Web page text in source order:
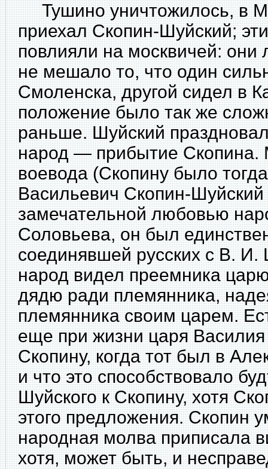
Тушино уничтожилось, в
приехал Скопин-Шуйский;
повлияли на москвичей: они
не мешало то, что один
Смоленска, другой сидел в
положение было так же
раньше. Шуйский
народ — прибытие Скопина.
воевода (Скопину было
Васильевич Скопин-Шуйский
замечательной любовью
Соловьева, он был
соединявшей русских с В.
народ видел преемника
дядю ради племянника,
племянника своим царем.
еще при жизни царя Василия
Скопину, когда тот был в
и что это способствовало
Шуйского к Скопину, хотя
этого предложения. Скопин
народная молва приписала
хотя, может быть, и